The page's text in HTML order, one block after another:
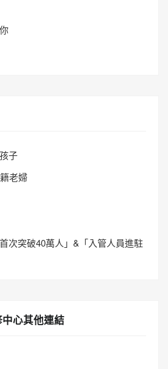
子
老婦
次突破40萬人」&「入管人員進駐
心其他連結